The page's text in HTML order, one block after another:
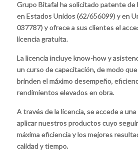
Grupo Bitafal ha solicitado patente
en Estados Unidos (62/656099) y en
037787) y ofrece a sus clientes el
licencia gratuita.
La licencia incluye know-how y
un curso de capacitación, de modo
brinden el máximo desempeño,
rendimientos elevados en obra.
A través de la licencia, se accede a
aplicar nuestros productos cuyo
máxima eficiencia y los mejores
calidad y tiempo.